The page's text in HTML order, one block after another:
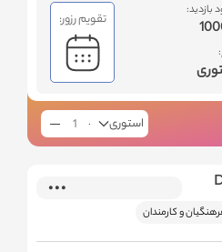
بازدید: تقویم رزور:
استوری
و کارمندان